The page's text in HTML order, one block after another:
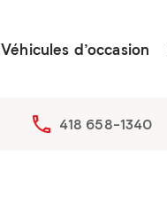
Véhicules d’occasion
418 658-1340